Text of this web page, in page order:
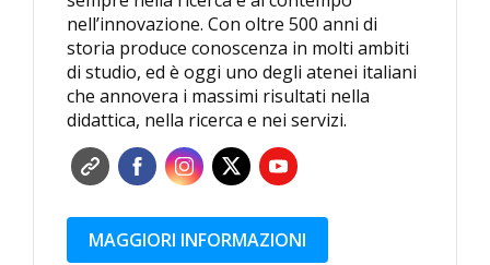
nell’innovazione. Con oltre 500 anni di
storia produce conoscenza in molti ambiti
di studio, ed è oggi uno degli atenei italiani
che annovera i massimi risultati nella
didattica, nella ricerca e nei servizi.
MAGGIORI INFORMAZIONI